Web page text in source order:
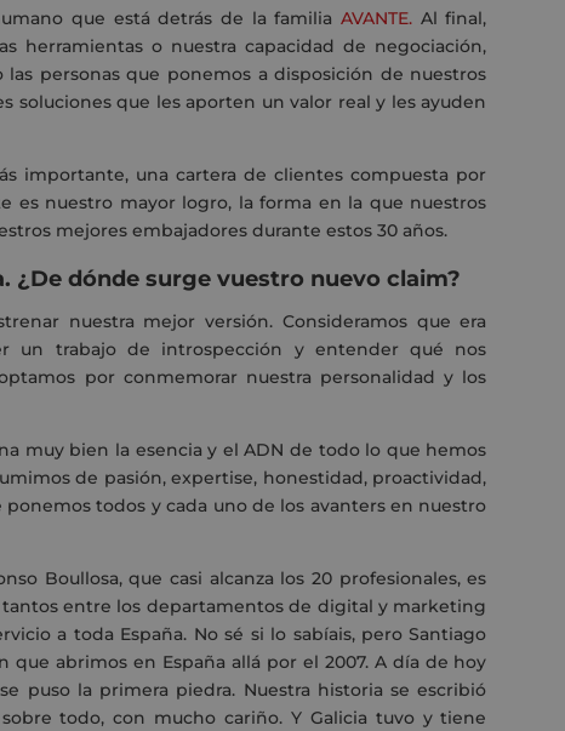
que está detrás de la familiaAVANTE. Al final,
herramientas o nuestra capacidad de negociación,
personas que ponemos a disposición de nuestros
soluciones que les aporten un valor real y les ayuden
importante, una cartera de clientes compuesta por
es nuestro mayor logro, la forma en la que nuestros
mejores embajadores durante estos 30 años.
¿De dónde surge vuestro nuevo claim?
nuestra mejor versión. Consideramos que era
un trabajo de introspección y entender qué nos
por conmemorar nuestra personalidad y los
muy bien la esencia y el ADN de todo lo que hemos
de pasión, expertise, honestidad, proactividad,
todos y cada uno de los avanters en nuestro
Boullosa, que casi alcanza los 20 profesionales, es
entre los departamentos de digital y marketing
a toda España. No sé si lo sabíais, pero Santiago
abrimos en España allá por el 2007. A día de hoy
puso la primera piedra. Nuestra historia se escribió
todo, con mucho cariño. Y Galicia tuvo y tiene